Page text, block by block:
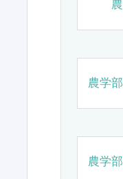
農学
農学